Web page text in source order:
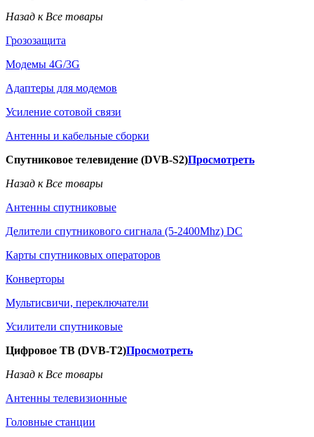
Назад к Все товары
Грозозащита
Модемы 4G/3G
Адаптеры для модемов
Усиление сотовой связи
Антенны и кабельные сборки
Спутниковое телевидение (DVB-S2)Просмотреть
Назад к Все товары
Антенны спутниковые
Делители спутникового сигнала (5-2400Mhz) DC
Карты спутниковых операторов
Конверторы
Мультисвичи, переключатели
Усилители спутниковые
Цифровое ТВ (DVB-T2)Просмотреть
Назад к Все товары
Антенны телевизионные
Головные станции